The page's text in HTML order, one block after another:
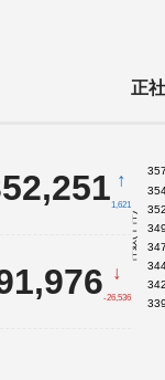
↑
1,621
↓
-26,536
正
件数(千件)